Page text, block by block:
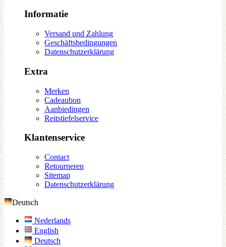
Informatie
Versand und Zahlung
Geschäftsbedingungen
Datenschutzerklärung
Extra
Merken
Cadeaubon
Aanbiedingen
Reitstiefelservice
Klantenservice
Contact
Retourneren
Sitemap
Datenschutzerklärung
Deutsch
Nederlands
English
Deutsch